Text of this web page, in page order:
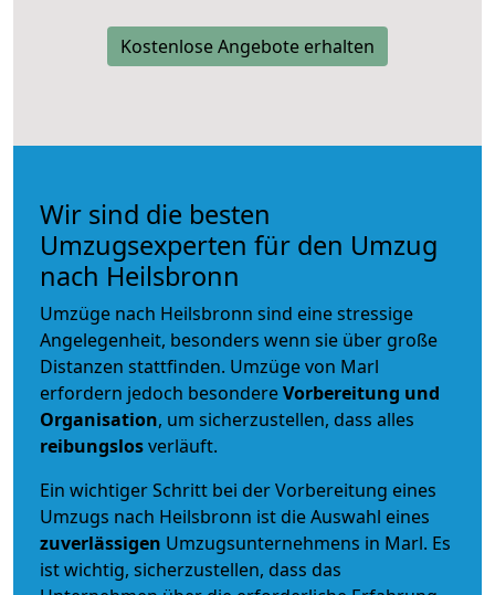
Kostenlose Angebote erhalten
Wir sind die besten
Umzugsexperten für den Umzug
nach Heilsbronn
Umzüge nach Heilsbronn sind eine stressige
Angelegenheit, besonders wenn sie über große
Distanzen stattfinden. Umzüge von Marl
erfordern jedoch besondereVorbereitung und
Organisation, um sicherzustellen, dass alles
reibungslosverläuft.
Ein wichtiger Schritt bei der Vorbereitung eines
Umzugs nach Heilsbronn ist die Auswahl eines
zuverlässigen Umzugsunternehmens in Marl. Es
ist wichtig, sicherzustellen, dass das